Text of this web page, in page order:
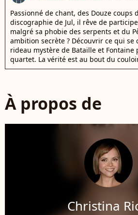
Passionné de chant, des Douze coups
discographie de Jul, il rêve de
malgré sa phobie des serpents et du
ambition secrète ? Découvrir ce qui se
rideau mystère de Bataille et Fontaine
quartet. La vérité est au bout du
À propos de
Christina